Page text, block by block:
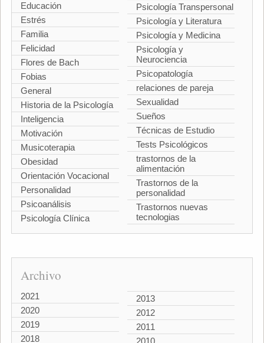
Educación
Estrés
Familia
Felicidad
Flores de Bach
Fobias
General
Historia de la Psicología
Inteligencia
Motivación
Musicoterapia
Obesidad
Orientación Vocacional
Personalidad
Psicoanálisis
Psicología Clínica
Psicología Transpersonal
Psicología y Literatura
Psicología y Medicina
Psicología y
Neurociencia
Psicopatología
relaciones de pareja
Sexualidad
Sueños
Técnicas de Estudio
Tests Psicológicos
trastornos de la
alimentación
Trastornos de la
personalidad
Trastornos nuevas
tecnologias
Archivo
2021
2020
2019
2018
2013
2012
2011